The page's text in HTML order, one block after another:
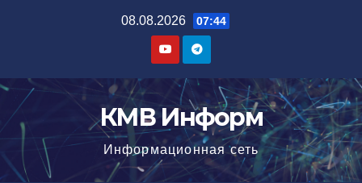
08.08.2026 07:44
КМВ Информ
Информационная сеть